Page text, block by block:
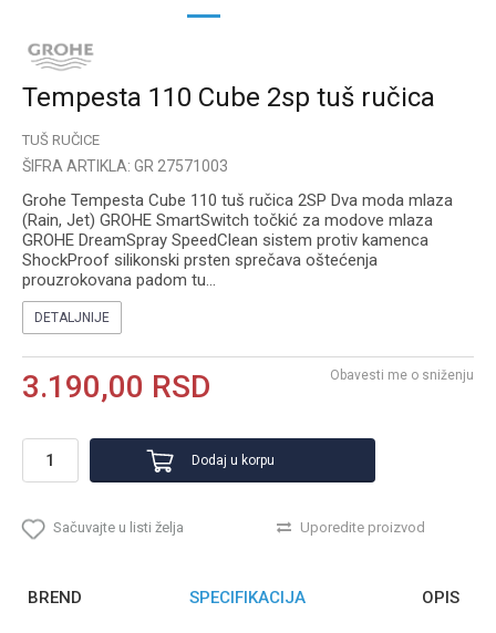
1
Tempesta 110 Cube 2sp tuš ručica
TUŠ RUČICE
ŠIFRA ARTIKLA: GR 27571003
Grohe Tempesta Cube 110 tuš ručica 2SP Dva moda mlaza
(Rain, Jet) GROHE SmartSwitch točkić za modove mlaza
GROHE DreamSpray SpeedClean sistem protiv kamenca
ShockProof silikonski prsten sprečava oštećenja
prouzrokovana padom tu...
DETALJNIJE
3.190,00 RSD Obavesti me o sniženju
Dodaj u korpu
Sačuvajte u listi želja Uporedite proizvod
BREND SPECIFIKACIJA OPIS